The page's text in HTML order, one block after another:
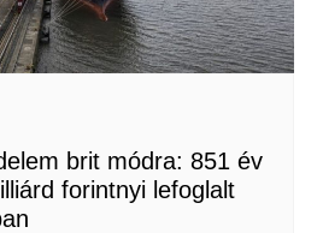
brit módra: 851 év
forintnyi lefoglalt